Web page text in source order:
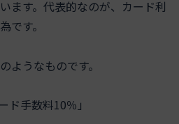
ます。代表的なのが、カード利
です。
ようなものです。
ド手数料10％」